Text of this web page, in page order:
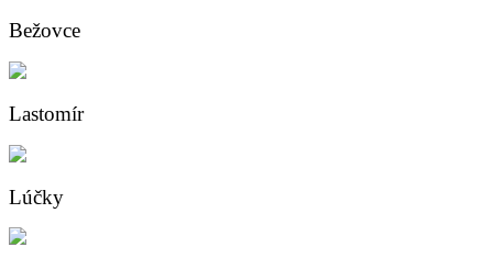
Bežovce
Lastomír
Lúčky